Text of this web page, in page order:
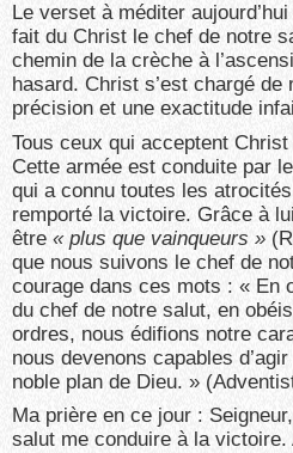
Le verset à méditer
fait du Christ le chef de notre
chemin de la crèche à
hasard. Christ s’est chargé
précision et une exactitude
Tous ceux qui acceptent
Cette armée est conduite par
qui a connu toutes les
remporté la victoire. Grâce à
être « plus que vainqueurs »
que nous suivons le chef de
courage dans ces mots : «
du chef de notre salut, en
ordres, nous édifions notre
nous devenons capables
noble plan de Dieu. »
Ma prière en ce jour :
salut me conduire à la victoire.